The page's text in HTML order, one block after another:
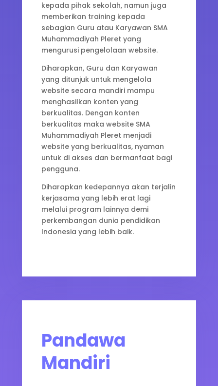
kepada pihak sekolah, namun juga
memberikan training kepada
sebagian Guru atau Karyawan SMA
Muhammadiyah Pleret yang
mengurusi pengelolaan website.
Diharapkan, Guru dan Karyawan
yang ditunjuk untuk mengelola
website secara mandiri mampu
menghasilkan konten yang
berkualitas. Dengan konten
berkualitas maka website SMA
Muhammadiyah Pleret menjadi
website yang berkualitas, nyaman
untuk di akses dan bermanfaat bagi
pengguna.
Diharapkan kedepannya akan terjalin
kerjasama yang lebih erat lagi
melalui program lainnya demi
perkembangan dunia pendidikan
Indonesia yang lebih baik.
Pandawa
Mandiri